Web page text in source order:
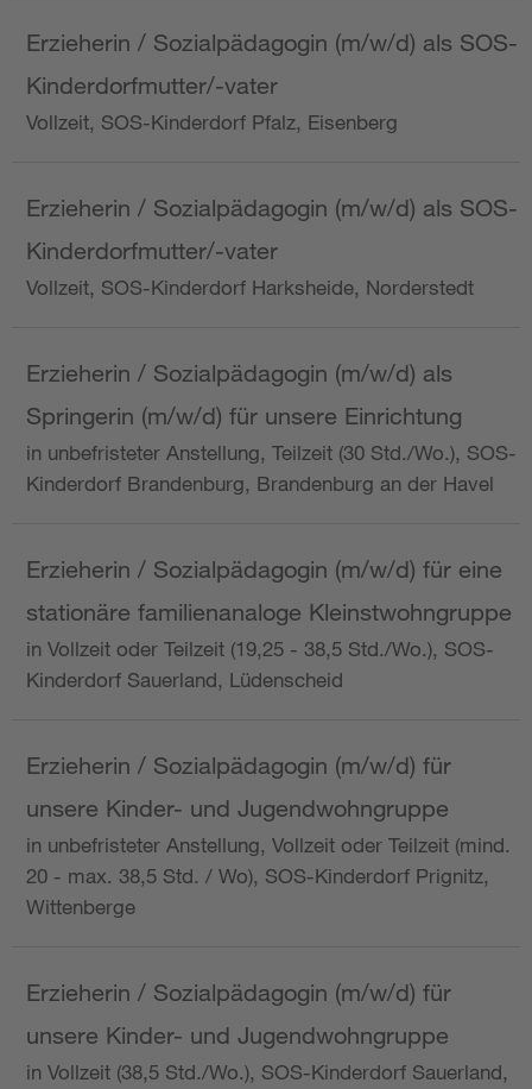
Erzieherin / Sozialpädagogin (m/w/d) als SOS-
Kinderdorfmutter/-vater
Vollzeit, SOS-Kinderdorf Pfalz, Eisenberg
Erzieherin / Sozialpädagogin (m/w/d) als SOS-
Kinderdorfmutter/-vater
Vollzeit, SOS-Kinderdorf Harksheide, Norderstedt
Erzieherin / Sozialpädagogin (m/w/d) als
Springerin (m/w/d) für unsere Einrichtung
in unbefristeter Anstellung, Teilzeit (30 Std./Wo.), SOS-
Kinderdorf Brandenburg, Brandenburg an der Havel
Erzieherin / Sozialpädagogin (m/w/d) für eine
stationäre familienanaloge Kleinstwohngruppe
in Vollzeit oder Teilzeit (19,25 - 38,5 Std./Wo.), SOS-
Kinderdorf Sauerland, Lüdenscheid
Erzieherin / Sozialpädagogin (m/w/d) für
unsere Kinder- und Jugendwohngruppe
in unbefristeter Anstellung, Vollzeit oder Teilzeit (mind.
20 - max. 38,5 Std. / Wo), SOS-Kinderdorf Prignitz,
Wittenberge
Erzieherin / Sozialpädagogin (m/w/d) für
unsere Kinder- und Jugendwohngruppe
in Vollzeit (38,5 Std./Wo.), SOS-Kinderdorf Sauerland,